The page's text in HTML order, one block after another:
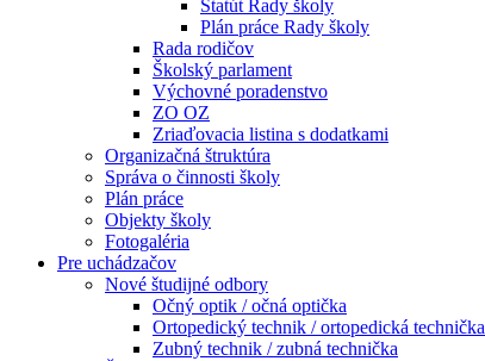
Štatút Rady školy
Plán práce Rady školy
Rada rodičov
Školský parlament
Výchovné poradenstvo
ZO OZ
Zriaďovacia listina s dodatkami
Organizačná štruktúra
Správa o činnosti školy
Plán práce
Objekty školy
Fotogaléria
Pre uchádzačov
Nové študijné odbory
Očný optik / očná optička
Ortopedický technik / ortopedická technička
Zubný technik / zubná technička